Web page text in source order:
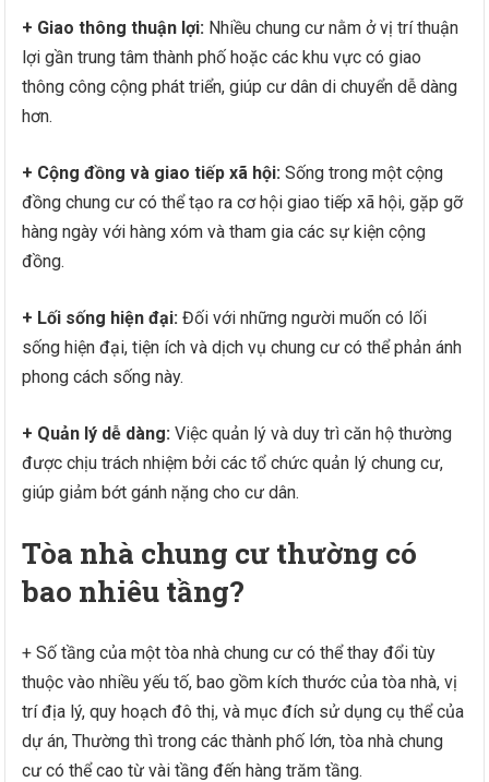
+ Giao thông thuận lợi: Nhiều chung cư nằm ở vị trí thuận
lợi gần trung tâm thành phố hoặc các khu vực có giao
thông công cộng phát triển, giúp cư dân di chuyển dễ dàng
hơn.
+ Cộng đồng và giao tiếp xã hội: Sống trong một cộng
đồng chung cư có thể tạo ra cơ hội giao tiếp xã hội, gặp gỡ
hàng ngày với hàng xóm và tham gia các sự kiện cộng
đồng.
+ Lối sống hiện đại:Đối với những người muốn có lối
sống hiện đại, tiện ích và dịch vụ chung cư có thể phản ánh
phong cách sống này.
+ Quản lý dễ dàng:Việc quản lý và duy trì căn hộ thường
được chịu trách nhiệm bởi các tổ chức quản lý chung cư,
giúp giảm bớt gánh nặng cho cư dân.
Tòa nhà chung cư thường có
bao nhiêu tầng?
+ Số tầng của một tòa nhà chung cư có thể thay đổi tùy
thuộc vào nhiều yếu tố, bao gồm kích thước của tòa nhà, vị
trí địa lý, quy hoạch đô thị, và mục đích sử dụng cụ thể của
dự án, Thường thì trong các thành phố lớn, tòa nhà chung
cư có thể cao từ vài tầng đến hàng trăm tầng.